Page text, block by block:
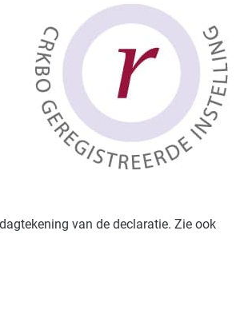
van de declaratie. Zie ook